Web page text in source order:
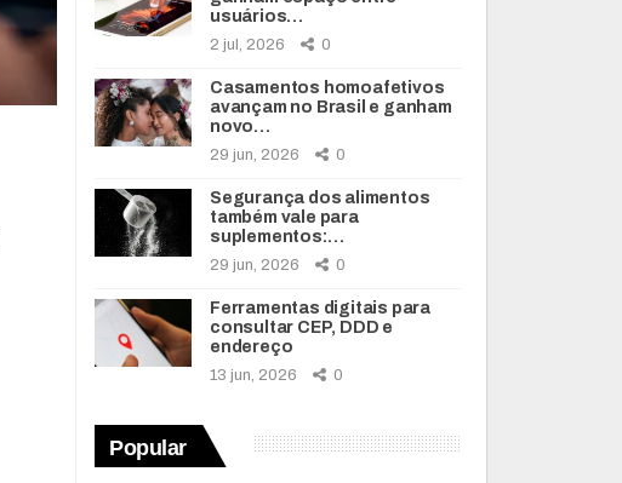
usuários…
2 jul, 2026 0
Casamentos homoafetivos
avançam no Brasil e ganham
novo…
29 jun, 2026 0
Segurança dos alimentos
também vale para
suplementos:…
29 jun, 2026 0
Ferramentas digitais para
consultar CEP, DDD e
endereço
13 jun, 2026 0
Popular